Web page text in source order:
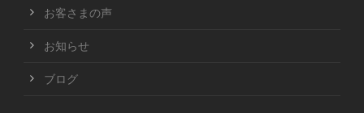
お客さまの声
お知らせ
ブログ